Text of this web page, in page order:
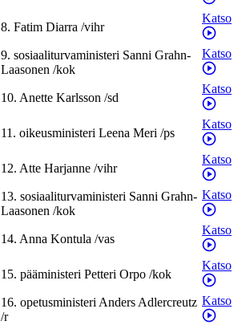
8. Fatim Diarra /vihr
Katso
9. sosiaaliturvaministeri Sanni Grahn-
Laasonen /kok
Katso
10. Anette Karlsson /sd
Katso
11. oikeusministeri Leena Meri /ps
Katso
12. Atte Harjanne /vihr
Katso
13. sosiaaliturvaministeri Sanni Grahn-
Laasonen /kok
Katso
14. Anna Kontula /vas
Katso
15. pääministeri Petteri Orpo /kok
Katso
16. opetusministeriAndersAdlercreutz
/r
Katso